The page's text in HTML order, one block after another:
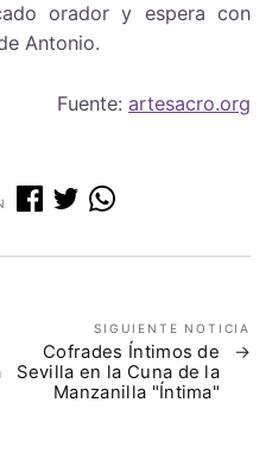
orador y espera con
Antonio.
Fuente: artesacro.org
SIGUIENTE NOTICIA
Cofrades Íntimos de
Sevilla en la Cuna de la
Manzanilla "Íntima"